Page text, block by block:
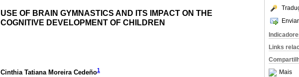
Links
Mais
USE OF BRAIN GYMNASTICS AND ITS IMPACT ON THE
COGNITIVE DEVELOPMENT OF CHILDREN
Cinthia Tatiana Moreira Cedeño1